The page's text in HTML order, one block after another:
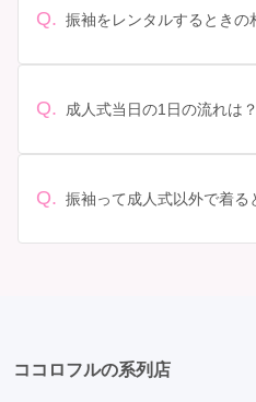
があります。 サイズ選び: 自
ンタル料金に含まれるもの（
っかり確認しておく必要があ
しょう。
Q. 振袖をレンタルするときの
されています。 高級なもの
Q. 成人式当日の1日の流れは？
人式: 一般的に午前中に成人
Q. 振袖って成人式以外で着る
ココロフルの系列店